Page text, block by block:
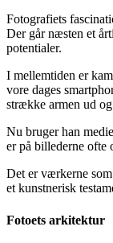
Fotografiets
Der går næsten et
potentialer.
I mellemtiden er
vore dages
strække armen ud
Nu bruger han
er på billederne ofte
Det er værkerne
et kunstnerisk
Fotoets arkitektur